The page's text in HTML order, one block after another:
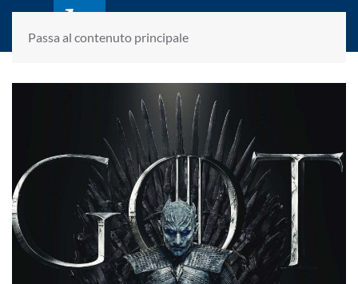
Passa al contenuto principale
laletteraturaenoi.it
fondato da Romano Luperini